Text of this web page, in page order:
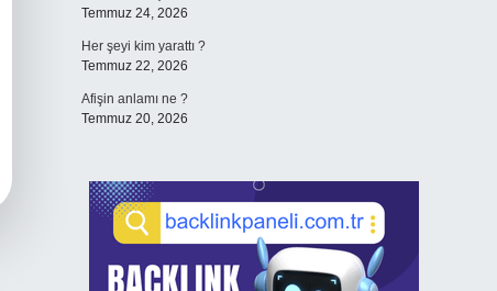
Temmuz 24, 2026
Her şeyi kim yarattı ?
Temmuz 22, 2026
Afişin anlamı ne ?
Temmuz 20, 2026